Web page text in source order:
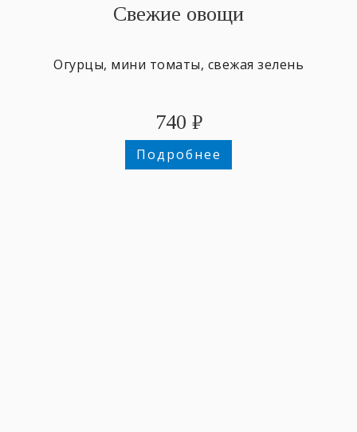
Свежие овощи
Огурцы, мини томаты, свежая зелень
740 ₽
Подробнее